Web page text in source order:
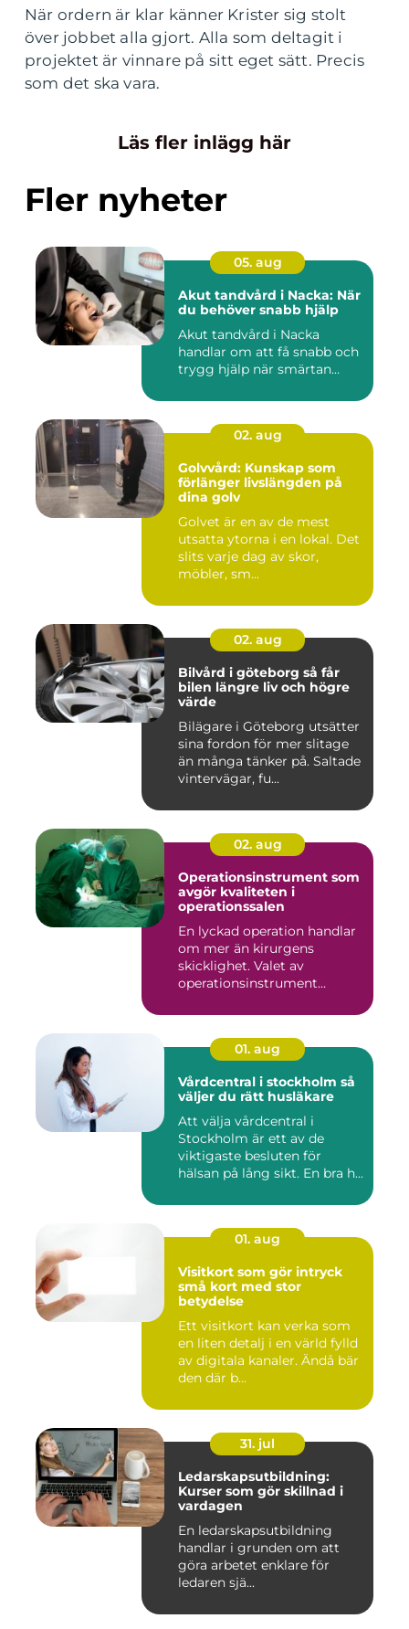
När ordern är klar känner Krister sig stolt
över jobbet alla gjort. Alla som deltagit i
projektet är vinnare på sitt eget sätt. Precis
som det ska vara.
Läs fler inlägg här
Fler nyheter
05. aug
Akut tandvård i Nacka: När
du behöver snabb hjälp
Akut tandvård i Nacka
handlar om att få snabb och
trygg hjälp när smärtan...
02. aug
Golvvård: Kunskap som
förlänger livslängden på
dina golv
Golvet är en av de mest
utsatta ytorna i en lokal. Det
slits varje dag av skor,
möbler, sm...
02. aug
Bilvård i göteborg så får
bilen längre liv och högre
värde
Bilägare i Göteborg utsätter
sina fordon för mer slitage
än många tänker på. Saltade
vintervägar, fu...
02. aug
Operationsinstrument som
avgör kvaliteten i
operationssalen
En lyckad operation handlar
om mer än kirurgens
skicklighet. Valet av
operationsinstrument
01. aug
Vårdcentral i stockholm så
väljer du rätt husläkare
Att välja vårdcentral i
Stockholm är ett av de
viktigaste besluten för
hälsan på lång sikt. En bra h...
01. aug
Visitkort som gör intryck
små kort med stor
betydelse
Ett visitkort kan verka som
en liten detalj i en värld fylld
av digitala kanaler. Ändå bär
den där b...
31. jul
Ledarskapsutbildning:
Kurser som gör skillnad i
vardagen
En ledarskapsutbildning
handlar i grunden om att
göra arbetet enklare för
ledaren sjä...